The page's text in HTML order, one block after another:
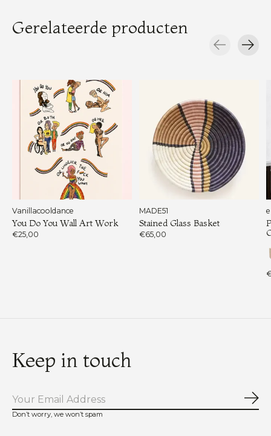
Gerelateerde producten
Vanillacooldance
You Do You Wall Art Work
€25,00
MADE51
Stained Glass Basket
€65,00
Keep in touch
Don’t worry, we won’t spam